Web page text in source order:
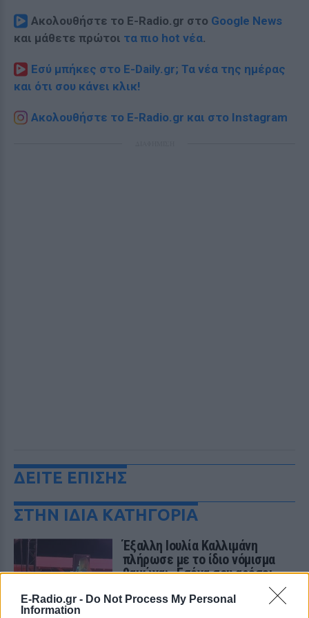
E-Radio.gr - Do Not Process My Personal
Information
Ακολουθήστε το E-Radio.gr στο Google News
και μάθετε πρώτοι τα πιο hot νέα.
Εσύ μπήκες στο E-Daily.gr; Τα νέα της ημέρας
και ότι σου κάνει κλικ!
Ακολουθήστε το E-Radio.gr και στο Instagram
ΔΕΙΤΕ ΕΠΙΣΗΣ
ΣΤΗΝ ΙΔΙΑ ΚΑΤΗΓΟΡΙΑ
Έξαλλη Ιουλία Καλλιμάνη
πλήρωσε με το ίδιο νόμισμα
θαμώνα: «Εσένα σου αρέσει
ΠΡΙΝ 10 ΏΡΕΣ